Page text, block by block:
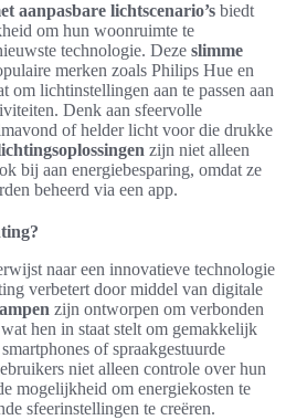
aanpasbare lichtscenario’s biedt
om hun woonruimte te
technologie. Deze slimme
merken zoals Philips Hue en
om lichtinstellingen aan te passen aan
Denk aan sfeervolle
of helder licht voor die drukke
zijn niet alleen
bij aan energiebesparing, omdat ze
beheerd via een app.
naar een innovatieve technologie
verbetert door middel van digitale
zijn ontworpen om verbonden
hen in staat stelt om gemakkelijk
of spraakgestuurde
niet alleen controle over hun
mogelijkheid om energiekosten te
sfeerinstellingen te creëren.